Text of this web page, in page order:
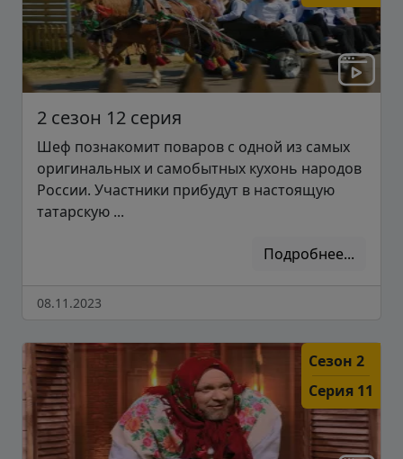
2 сезон 12 серия
Шеф познакомит поваров с одной из самых
оригинальных и самобытных кухонь народов
России. Участники прибудут в настоящую
татарскую ...
Подробнее...
08.11.2023
Сезон 2
Серия 11